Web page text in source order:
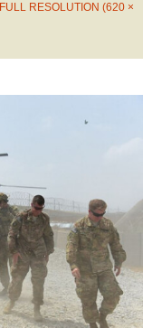
FULL RESOLUTION (620 ×